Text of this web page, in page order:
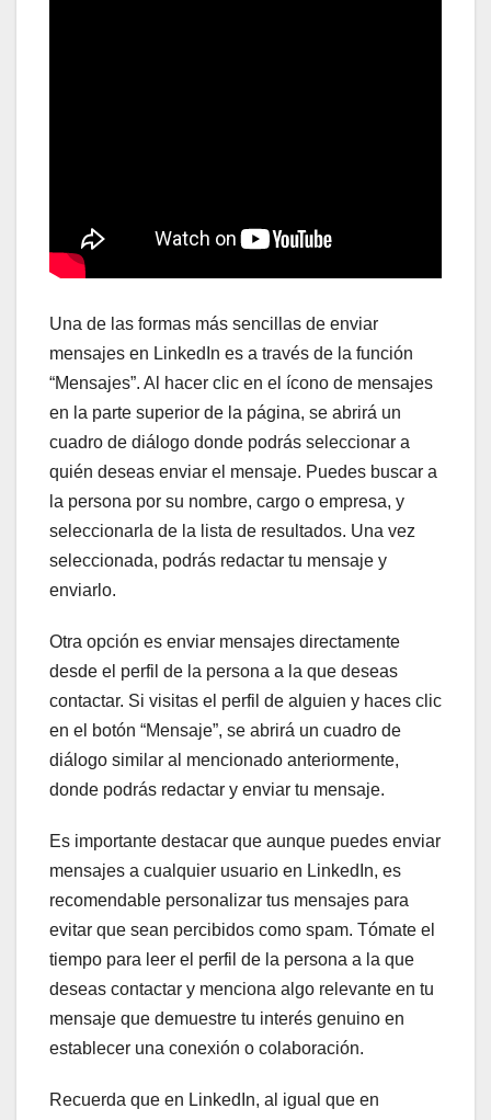
Una de las formas más sencillas de enviar
mensajes en LinkedIn es a través de la función
“Mensajes”. Al hacer clic en el ícono de mensajes
en la parte superior de la página, se abrirá un
cuadro de diálogo donde podrás seleccionar a
quién deseas enviar el mensaje. Puedes buscar a
la persona por su nombre, cargo o empresa, y
seleccionarla de la lista de resultados. Una vez
seleccionada, podrás redactar tu mensaje y
enviarlo.
Otra opción es enviar mensajes directamente
desde el perfil de la persona a la que deseas
contactar. Si visitas el perfil de alguien y haces clic
en el botón “Mensaje”, se abrirá un cuadro de
diálogo similar al mencionado anteriormente,
donde podrás redactar y enviar tu mensaje.
Es importante destacar que aunque puedes enviar
mensajes a cualquier usuario en LinkedIn, es
recomendable personalizar tus mensajes para
evitar que sean percibidos como spam. Tómate el
tiempo para leer el perfil de la persona a la que
deseas contactar y menciona algo relevante en tu
mensaje que demuestre tu interés genuino en
establecer una conexión o colaboración.
Recuerda que en LinkedIn, al igual que en